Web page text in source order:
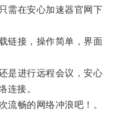
在安心加速器官网下
接，操作简单，界面
进行远程会议，安心
连接。
畅的网络冲浪吧！。